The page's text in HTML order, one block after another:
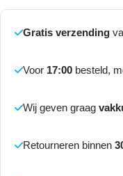
Gratis verzending
Voor 17:00 besteld,
Wij geven graag
Retourneren binnen